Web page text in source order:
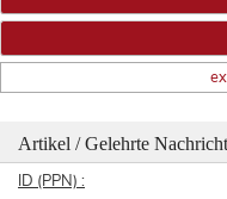
Artikel / Gelehrte Nachricht
ID (PPN) :